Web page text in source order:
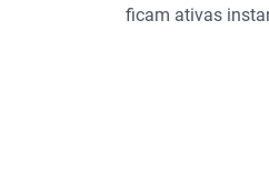
ficam ativas